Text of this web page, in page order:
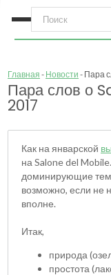
Главная Новости Пара
Пара слов о
2017
Как на январской
на Salone del
доминирующие
возможно, если не
вполне.
Итак,
природа
простота